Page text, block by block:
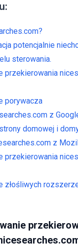
potencjalnie
sterowania.
przekierowania
porywacza
z
domowej i
z
przekierowania
złośliwych